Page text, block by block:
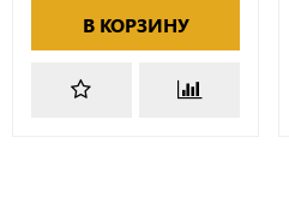
В КОРЗИНУ